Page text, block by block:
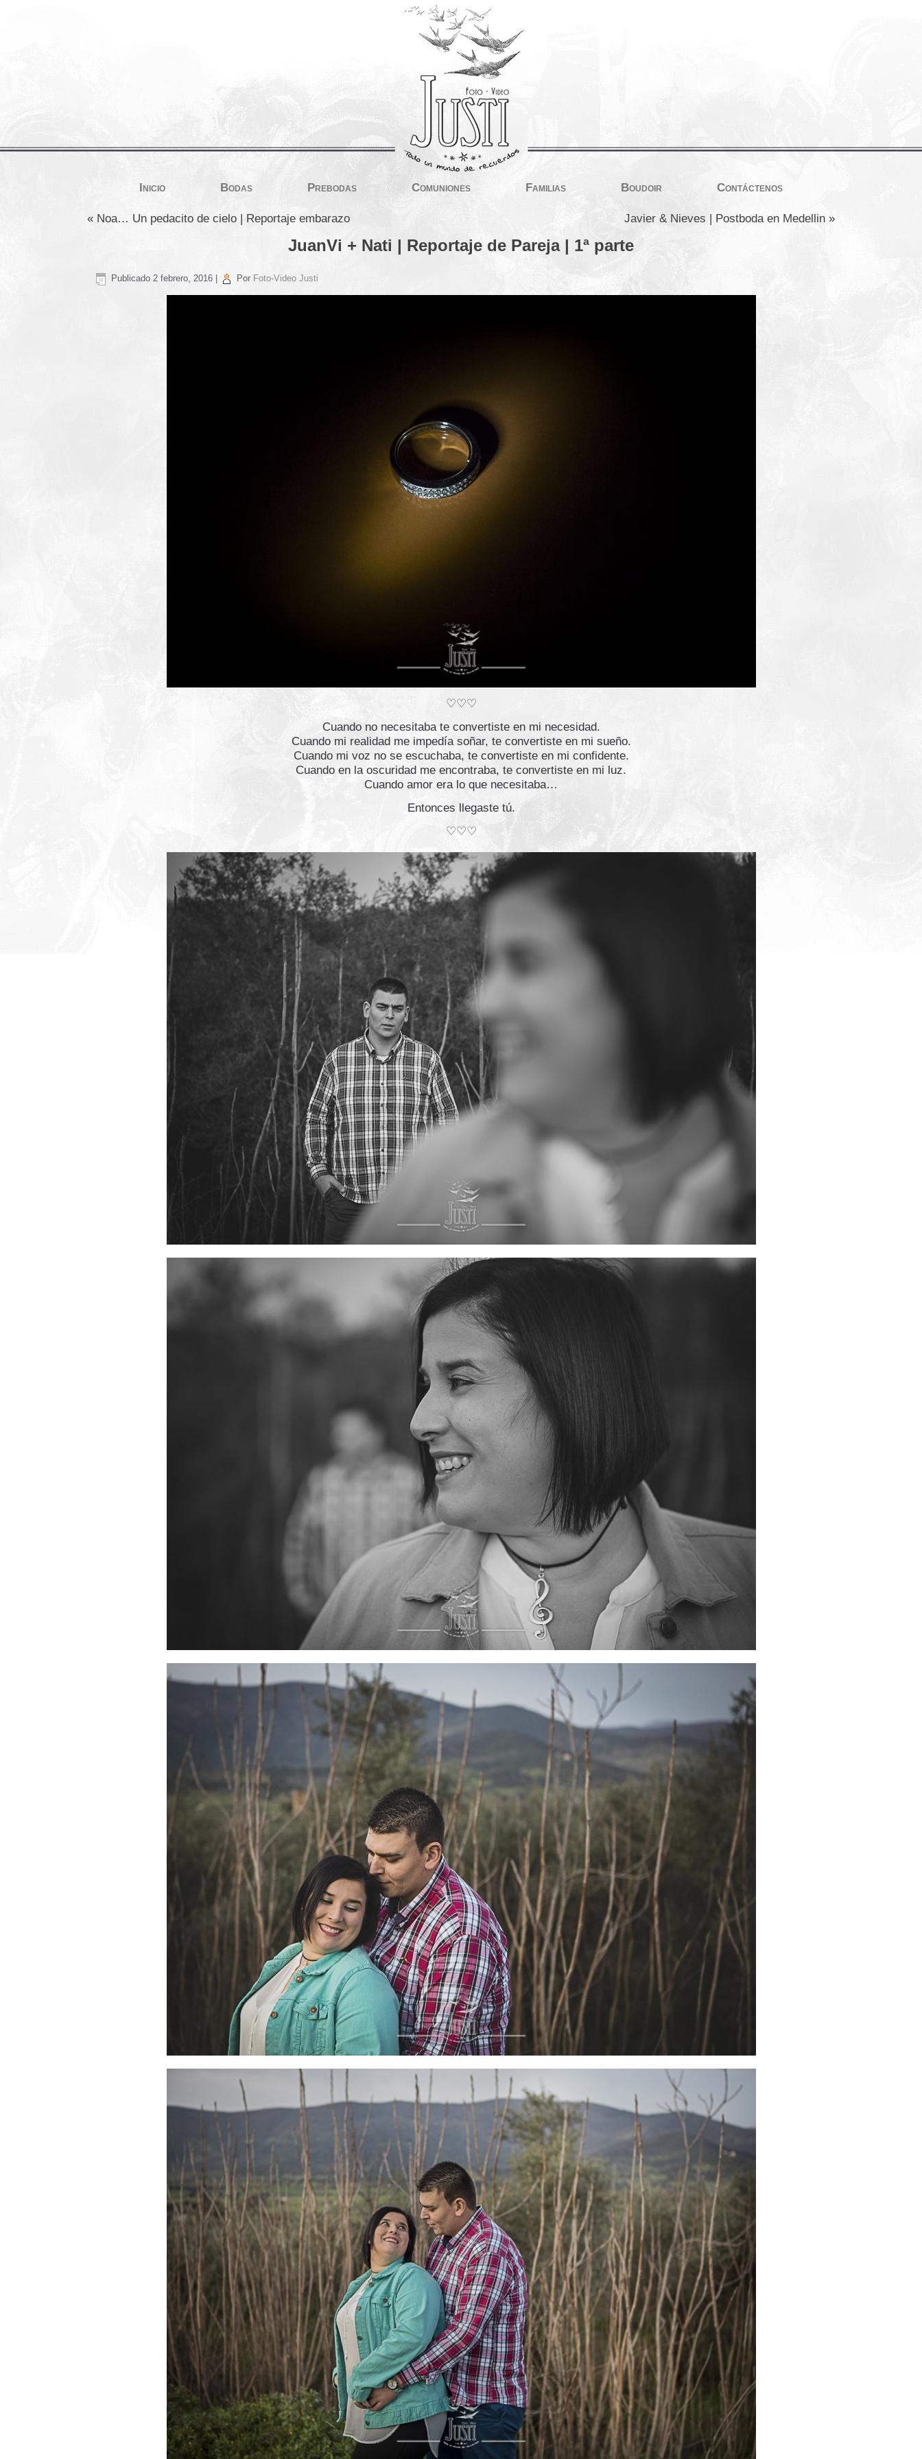
Inicio Bodas Prebodas Comuniones Familias Boudoir Contáctenos
« Noa… Un pedacito de cielo | Reportaje embarazo Javier & Nieves | Postboda en Medellin »
JuanVi + Nati | Reportaje de Pareja | 1ª parte
Publicado 2 febrero, 2016 Por Foto-Video Justi
♡♡♡
Cuando no necesitaba te convertiste en mi necesidad.
Cuando mi realidad me impedía soñar, te convertiste en mi sueño.
Cuando mi voz no se escuchaba, te convertiste en mi confidente.
Cuando en la oscuridad me encontraba, te convertiste en mi luz.
Cuando amor era lo que necesitaba…
Entonces llegaste tú.
♡♡♡